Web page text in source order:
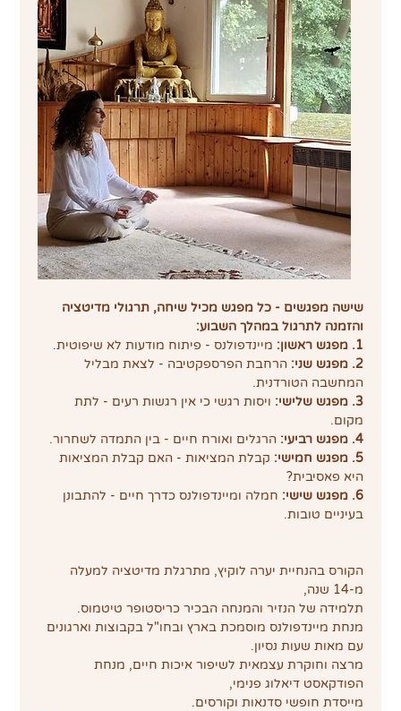
שישה מפגשים - כל מפגש מכיל שיחה, תרגולי מדיטציה
והזמנה לתרגול במהלך השבוע:
1. מפגש ראשון:
מיינדפולנס - פיתוח מודעות לא שיפוטית.
2. מפגש שני:
הרחבת הפרספקטיבה - לצאת מבליל
המחשבה הטורדנית.
3. מפגש שלישי:
ויסות רגשי כי אין רגשות רעים - לתת
מקום.
4. מפגש רביעי:
הרגלים ואורח חיים - בין התמדה לשחרור.
5. מפגש חמישי:
קבלת המציאות - האם קבלת המציאות
היא פאסיבית?
6. מפגש שישי:
חמלה ומיינדפולנס כדרך חיים - להתבונן
בעיניים טובות.
הקורס בהנחיית יערה לוקיץ, מתרגלת מדיטציה למעלה
מ-14 שנה,
תלמידה של הנזיר והמנחה הבכיר כריסטופר טיטמוס.
מנחת מיינדפולנס מוסמכת בארץ ובחו"ל בקבוצות וארגונים
עם מאות שעות נסיון.
מרצה וחוקרת עצמאית לשיפור איכות חיים, מנחת
הפודקאסט דיאלוג פנימי,
מייסדת חופשי סדנאות וקורסים.